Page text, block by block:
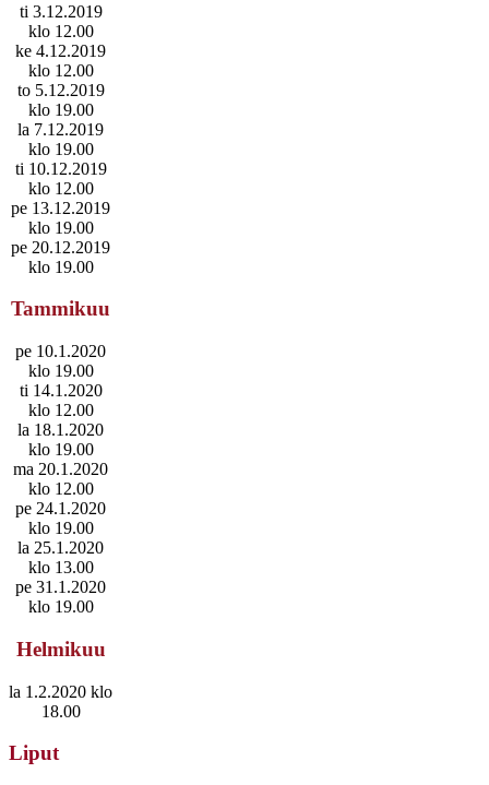
ti 3.12.2019
klo 12.00
ke 4.12.2019
klo 12.00
to 5.12.2019
klo 19.00
la 7.12.2019
klo 19.00
ti 10.12.2019
klo 12.00
pe 13.12.2019
klo 19.00
pe 20.12.2019
klo 19.00
Tammikuu
pe 10.1.2020
klo 19.00
ti 14.1.2020
klo 12.00
la 18.1.2020
klo 19.00
ma 20.1.2020
klo 12.00
pe 24.1.2020
klo 19.00
la 25.1.2020
klo 13.00
pe 31.1.2020
klo 19.00
Helmikuu
la 1.2.2020 klo
18.00
Liput